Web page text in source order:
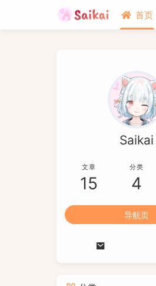
首页
Saikai
文章
15
分类
4
导航页